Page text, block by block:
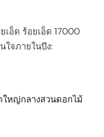
อ็ด ร้อยเอ็ด 17000
ใจภายในบึง:
หญ่กลางสวนดอกไม้